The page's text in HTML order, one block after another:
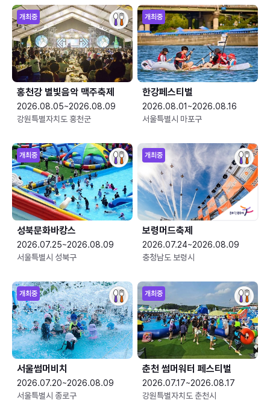
개최중
홍천강 별빛음악 맥주축제
2026.08.05~2026.08.09
강원특별자치도 홍천군
개최중
한강페스티벌
2026.08.01~2026.08.16
서울특별시 마포구
개최중
성북문화바캉스
2026.07.25~2026.08.09
서울특별시 성북구
개최중
보령머드축제
2026.07.24~2026.08.09
충청남도 보령시
개최중
서울썸머비치
2026.07.20~2026.08.09
서울특별시 종로구
개최중
춘천 썸머워터 페스티벌
2026.07.17~2026.08.17
강원특별자치도 춘천시